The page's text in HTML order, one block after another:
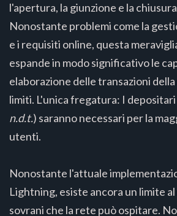
l'apertura, la giunzione e la
Nonostante problemi come la
e i requisiti online, questa
espande in modo significativo le
elaborazione delle transazioni
limiti. L'unica fregatura: I depositari
n.d.t.) saranno necessari per la
utenti.
Nonostante l'attuale
Lightning, esiste ancora un limite
sovrani che la rete può ospitare.